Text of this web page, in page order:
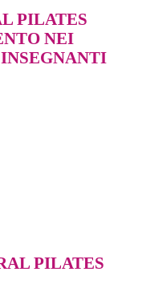
PILATES
NEI
PILATES